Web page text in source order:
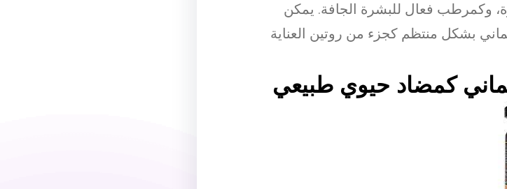
وكمرطب فعال للبشرة الجافة. يمكن
بشكل منتظم كجزء من روتين العناية
كمضاد حيوي طبيعي